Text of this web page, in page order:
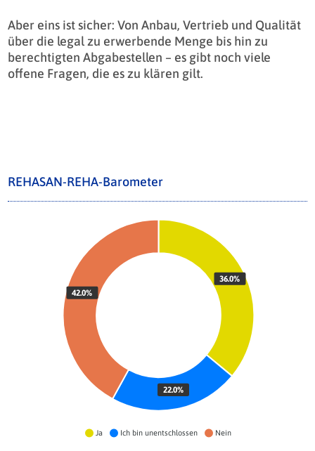
Aber eins ist sicher: Von Anbau, Vertrieb und Qualität
über die legal zu erwerbende Menge bis hin zu
berechtigten Abgabestellen – es gibt noch viele
offene Fragen, die es zu klären gilt.
REHASAN-REHA-Barometer
Ja Ich bin unentschlossen Nein
36.0%
22.0%
42.0%